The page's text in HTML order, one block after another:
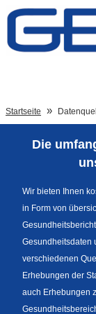
Zum Inhalt
Fußzeile
Startseite
Die
Wir bieten Ihnen
in Form von
Gesundheitsdaten
verschiedenen
Erhebungen der
auch Erhebungen